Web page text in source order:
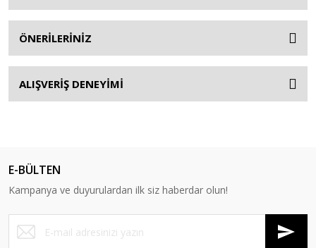
ÖNERİLERİNİZ
ALIŞVERİŞ DENEYİMİ
E-BÜLTEN
Kampanya ve duyurulardan ilk siz haberdar olun!